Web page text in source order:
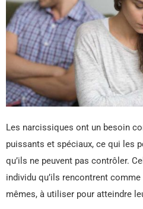
Les narcissiques ont un besoin
puissants et spéciaux, ce qui les
qu’ils ne peuvent pas contrôler.
individu qu’ils rencontrent
mêmes, à utiliser pour atteindre